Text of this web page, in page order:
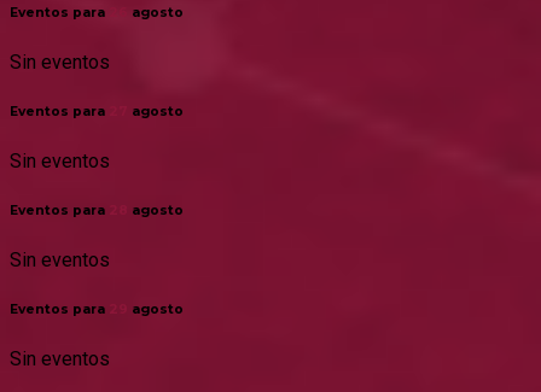
Eventos para agosto
Sin eventos
Eventos para agosto
Sin eventos
Eventos para agosto
Sin eventos
Eventos para agosto
Sin eventos